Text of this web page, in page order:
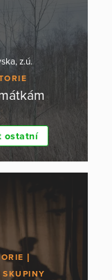
z.ú.
ostatní